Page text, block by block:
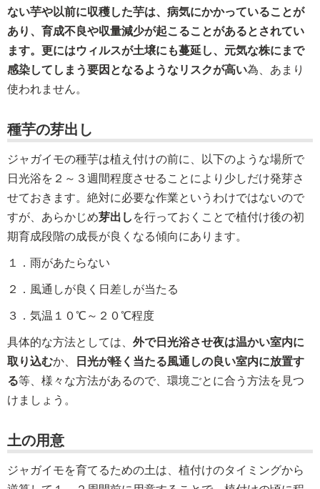
ない芋や以前に収穫した芋は、病気にかかっていることが
あり、育成不良や収量減少が起こることがあるとされてい
ます。更にはウィルスが土壌にも蔓延し、元気な株にまで
感染してしまう要因となるようなリスクが高い為、あまり
使われません。
種芋の芽出し
ジャガイモの種芋は植え付けの前に、以下のような場所で
日光浴を２～３週間程度させることにより少しだけ発芽さ
せておきます。絶対に必要な作業というわけではないので
すが、あらかじめ芽出し を行っておくことで植付け後の初
期育成段階の成長が良くなる傾向にあります。
１．雨があたらない
２．風通しが良く日差しが当たる
３．気温１０℃～２０℃程度
具体的な方法としては、 外で日光浴させ夜は温かい室内に
取り込むか、
日光が軽く当たる風通しの良い室内に放置す
る等、様々な方法があるので、環境ごとに合う方法を見つ
けましょう。
土の用意
ジャガイモを育てるための土は、植付けのタイミングから